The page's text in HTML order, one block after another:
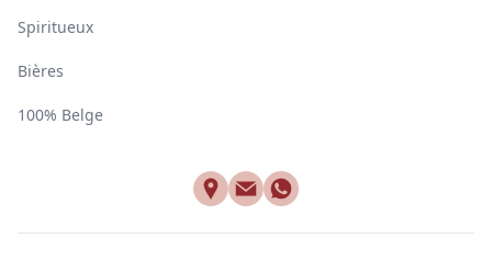
Spiritueux
Bières
100% Belge